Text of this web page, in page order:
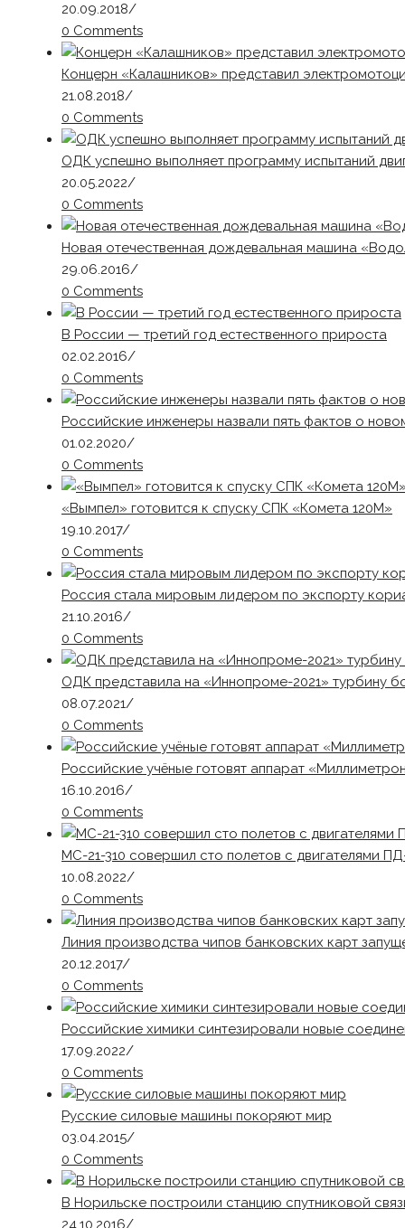
20.09.2018/
0 Comments
Концерн «Калашников» представил
21.08.2018/
0 Comments
ОДК успешно выполняет программу испытаний
20.05.2022/
0 Comments
Новая отечественная дождевальная машина
29.06.2016/
0 Comments
В России — третий год естественного прироста
02.02.2016/
0 Comments
Российские инженеры назвали пять фактов о
01.02.2020/
0 Comments
«Вымпел» готовится к спуску СПК «Комета 120М»
19.10.2017/
0 Comments
Россия стала мировым лидером по экспорту
21.10.2016/
0 Comments
ОДК представила на «Иннопроме-2021» турбину
08.07.2021/
0 Comments
Российские учёные готовят аппарат
16.10.2016/
0 Comments
МС-21-310 совершил сто полетов с двигателями
10.08.2022/
0 Comments
Линия производства чипов банковских карт
20.12.2017/
0 Comments
Российские химики синтезировали новые
17.09.2022/
0 Comments
Русские силовые машины покоряют мир
03.04.2015/
0 Comments
В Норильске построили станцию спутниковой
24.10.2016/